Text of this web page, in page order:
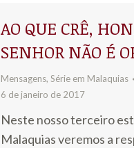
AO QUE CRÊ,
SENHOR NÃO É
Mensagens, Série em Malaquias
6 de janeiro de 2017
Neste nosso terceiro
Malaquias veremos a